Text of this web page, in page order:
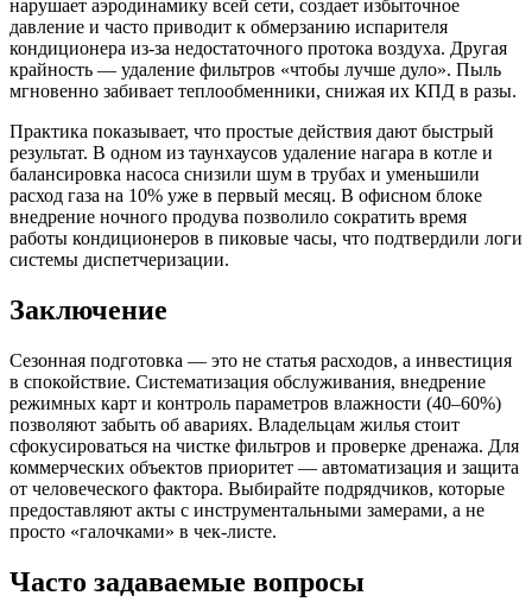
нарушает аэродинамику всей сети, создает избыточное
давление и часто приводит к обмерзанию испарителя
кондиционера из-за недостаточного протока воздуха. Другая
крайность — удаление фильтров «чтобы лучше дуло». Пыль
мгновенно забивает теплообменники, снижая их КПД в разы.
Практика показывает, что простые действия дают быстрый
результат. В одном из таунхаусов удаление нагара в котле и
балансировка насоса снизили шум в трубах и уменьшили
расход газа на 10% уже в первый месяц. В офисном блоке
внедрение ночного продува позволило сократить время
работы кондиционеров в пиковые часы, что подтвердили логи
системы диспетчеризации.
Заключение
Сезонная подготовка — это не статья расходов, а инвестиция
в спокойствие. Систематизация обслуживания, внедрение
режимных карт и контроль параметров влажности (40–60%)
позволяют забыть об авариях. Владельцам жилья стоит
сфокусироваться на чистке фильтров и проверке дренажа. Для
коммерческих объектов приоритет — автоматизация и защита
от человеческого фактора. Выбирайте подрядчиков, которые
предоставляют акты с инструментальными замерами, а не
просто «галочками» в чек-листе.
Часто задаваемые вопросы